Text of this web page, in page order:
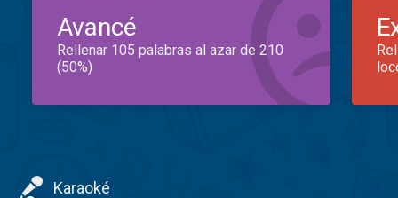
Avancé
Rellenar 105 palabras al azar de 210
(50%)
Karaoké